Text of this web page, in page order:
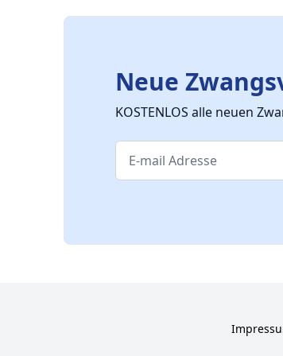
Neue
KOSTENLOS alle neuen